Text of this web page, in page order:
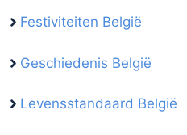
Festiviteiten België
Geschiedenis België
Levensstandaard België